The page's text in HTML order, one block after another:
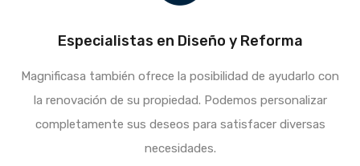
Especialistas en Diseño y Reforma
Magnificasa también ofrece la posibilidad de ayudarlo con
la renovación de su propiedad. Podemos personalizar
completamente sus deseos para satisfacer diversas
necesidades.